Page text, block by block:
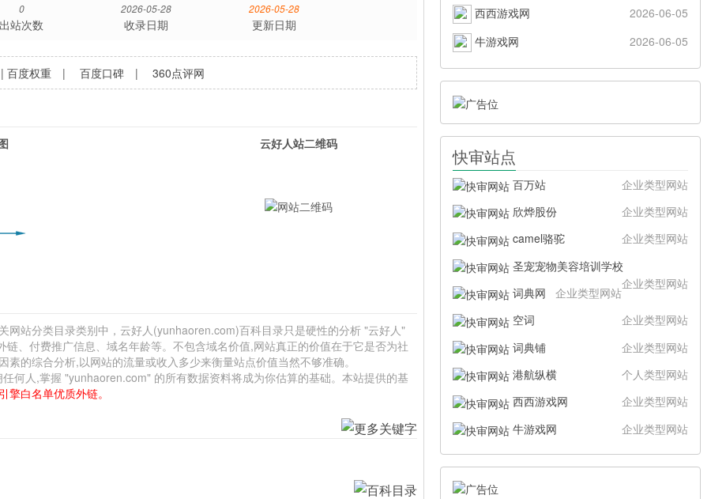
0
出站次数
2026-05-28
收录日期
2026-05-28
更新日期
百度权重 |百度口碑 |360点评网
云好人站二维码
站分类目录类别中，云好人(yunhaoren.com)百科目录只是硬性的分析 "云好人"
、付费推广信息、域名年龄等。不包含域名价值,网站真正的价值在于它是否为社
的综合分析,以网站的流量或收入多少来衡量站点价值当然不够准确。
何人,掌握 "yunhaoren.com" 的所有数据资料将成为你估算的基础。本站提供的基
擎白名单优质外链。
西西游戏网
2026-06-05
牛游戏网
2026-06-05
快审站点
百万站
企业类型网站
欣烨股份
企业类型网站
camel骆驼
企业类型网站
圣宠宠物美容培训学校
企业类型网站
词典网
企业类型网站
空词
企业类型网站
词典铺
企业类型网站
港航纵横
个人类型网站
西西游戏网
企业类型网站
牛游戏网
企业类型网站